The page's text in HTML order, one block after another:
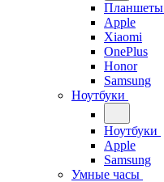
Планшеты
Apple
Xiaomi
OnePlus
Honor
Samsung
Ноутбуки
Ноутбуки
Apple
Samsung
Умные часы